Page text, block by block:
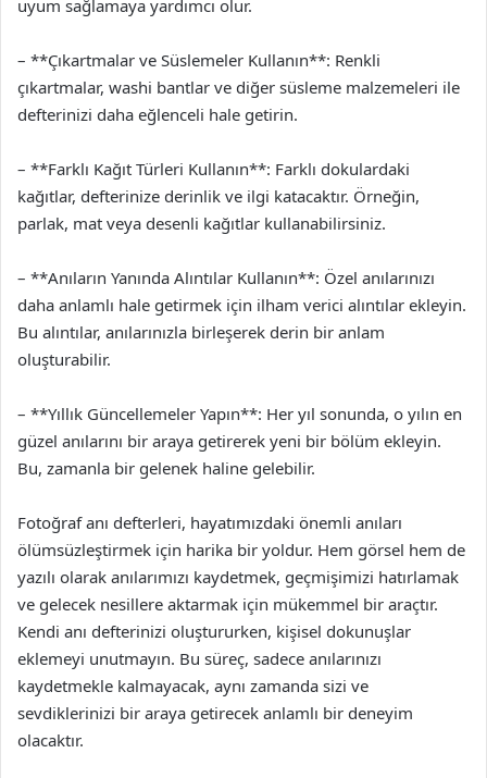
uyum sağlamaya yardımcı olur.
– **Çıkartmalar ve Süslemeler Kullanın**: Renkli
çıkartmalar, washi bantlar ve diğer süsleme malzemeleri ile
defterinizi daha eğlenceli hale getirin.
– **Farklı Kağıt Türleri Kullanın**: Farklı dokulardaki
kağıtlar, defterinize derinlik ve ilgi katacaktır. Örneğin,
parlak, mat veya desenli kağıtlar kullanabilirsiniz.
– **Anıların Yanında Alıntılar Kullanın**: Özel anılarınızı
daha anlamlı hale getirmek için ilham verici alıntılar ekleyin.
Bu alıntılar, anılarınızla birleşerek derin bir anlam
oluşturabilir.
– **Yıllık Güncellemeler Yapın**: Her yıl sonunda, o yılın en
güzel anılarını bir araya getirerek yeni bir bölüm ekleyin.
Bu, zamanla bir gelenek haline gelebilir.
Fotoğraf anı defterleri, hayatımızdaki önemli anıları
ölümsüzleştirmek için harika bir yoldur. Hem görsel hem de
yazılı olarak anılarımızı kaydetmek, geçmişimizi hatırlamak
ve gelecek nesillere aktarmak için mükemmel bir araçtır.
Kendi anı defterinizi oluştururken, kişisel dokunuşlar
eklemeyi unutmayın. Bu süreç, sadece anılarınızı
kaydetmekle kalmayacak, aynı zamanda sizi ve
sevdiklerinizi bir araya getirecek anlamlı bir deneyim
olacaktır.